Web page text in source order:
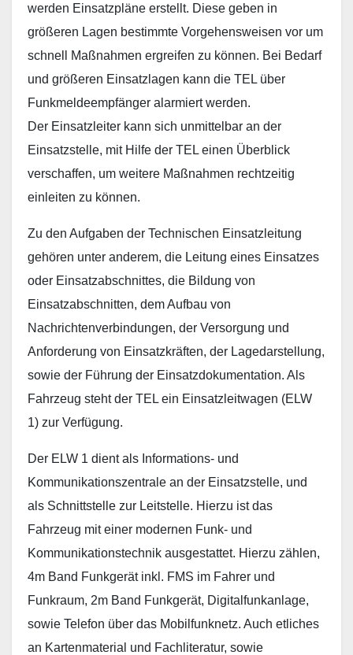
werden Einsatzpläne erstellt. Diese geben in
größeren Lagen bestimmte Vorgehensweisen vor um
schnell Maßnahmen ergreifen zu können. Bei Bedarf
und größeren Einsatzlagen kann die TEL über
Funkmeldeempfänger alarmiert werden.
Der Einsatzleiter kann sich unmittelbar an der
Einsatzstelle, mit Hilfe der TEL einen Überblick
verschaffen, um weitere Maßnahmen rechtzeitig
einleiten zu können.
Zu den Aufgaben der Technischen Einsatzleitung
gehören unter anderem, die Leitung eines Einsatzes
oder Einsatzabschnittes, die Bildung von
Einsatzabschnitten, dem Aufbau von
Nachrichtenverbindungen, der Versorgung und
Anforderung von Einsatzkräften, der Lagedarstellung,
sowie der Führung der Einsatzdokumentation. Als
Fahrzeug steht der TEL ein Einsatzleitwagen (ELW
1) zur Verfügung.
Der ELW 1 dient als Informations- und
Kommunikationszentrale an der Einsatzstelle, und
als Schnittstelle zur Leitstelle. Hierzu ist das
Fahrzeug mit einer modernen Funk- und
Kommunikationstechnik ausgestattet. Hierzu zählen,
4m Band Funkgerät inkl. FMS im Fahrer und
Funkraum, 2m Band Funkgerät, Digitalfunkanlage,
sowie Telefon über das Mobilfunknetz. Auch etliches
an Kartenmaterial und Fachliteratur, sowie